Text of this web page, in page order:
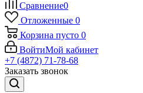
Сравнение0
Отложенные 0
Корзина пусто 0
ВойтиМой кабинет
+7 (4872) 71-78-68
Заказать звонок